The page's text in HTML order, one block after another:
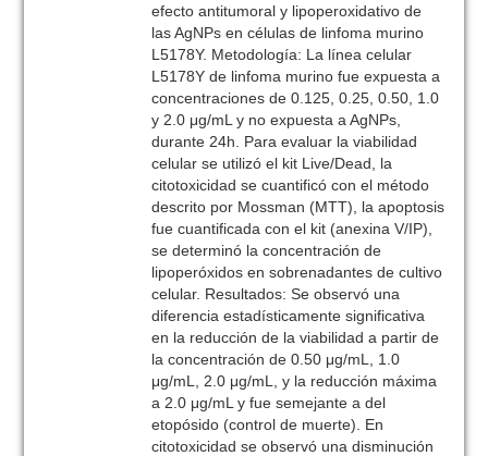
efecto antitumoral y lipoperoxidativo de
las AgNPs en células de linfoma murino
L5178Y. Metodología: La línea celular
L5178Y de linfoma murino fue expuesta a
concentraciones de 0.125, 0.25, 0.50, 1.0
y 2.0 μg/mL y no expuesta a AgNPs,
durante 24h. Para evaluar la viabilidad
celular se utilizó el kit Live/Dead, la
citotoxicidad se cuantificó con el método
descrito por Mossman (MTT), la apoptosis
fue cuantificada con el kit (anexina V/IP),
se determinó la concentración de
lipoperóxidos en sobrenadantes de cultivo
celular. Resultados: Se observó una
diferencia estadísticamente significativa
en la reducción de la viabilidad a partir de
la concentración de 0.50 μg/mL, 1.0
μg/mL, 2.0 μg/mL, y la reducción máxima
a 2.0 μg/mL y fue semejante a del
etopósido (control de muerte). En
citotoxicidad se observó una disminución